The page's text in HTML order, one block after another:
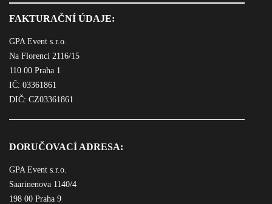
FAKTURAČNÍ ÚDAJE:
GPA Event s.r.o.
Na Florenci 2116/15
110 00 Praha 1
IČ: 03361861
DIČ: CZ03361861
DORUČOVACÍ ADRESA:
GPA Event s.r.o.
Saarinenova 1140/4
198 00 Praha 9